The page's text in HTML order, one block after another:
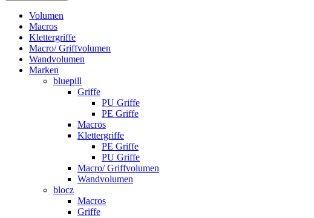
Volumen
Macros
Klettergriffe
Macro/ Griffvolumen
Wandvolumen
Marken
bluepill
Griffe
PU Griffe
PE Griffe
Macros
Klettergriffe
PE Griffe
PU Griffe
Macro/ Griffvolumen
Wandvolumen
blocz
Macros
Griffe